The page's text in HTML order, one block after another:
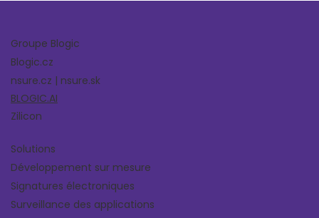
Groupe Blogic
Blogic.cz
nsure.cz | nsure.sk
BLOGIC.AI
Zilicon
Solutions
Développement sur mesure
Signatures électroniques
Surveillance des applications